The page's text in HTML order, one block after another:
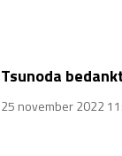
Tsunoda
25 november 2022